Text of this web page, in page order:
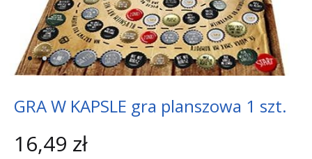
GRA W KAPSLE gra planszowa 1 szt.
16,49 zł